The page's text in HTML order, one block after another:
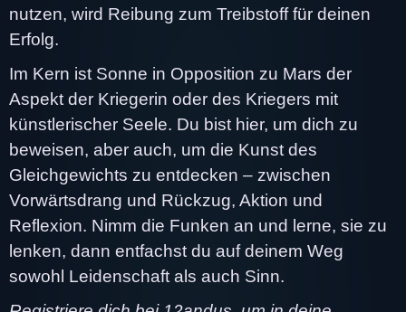
nutzen, wird Reibung zum Treibstoff für deinen
Erfolg.
Im Kern ist Sonne in Opposition zu Mars der
Aspekt der Kriegerin oder des Kriegers mit
künstlerischer Seele. Du bist hier, um dich zu
beweisen, aber auch, um die Kunst des
Gleichgewichts zu entdecken – zwischen
Vorwärtsdrang und Rückzug, Aktion und
Reflexion. Nimm die Funken an und lerne, sie zu
lenken, dann entfachst du auf deinem Weg
sowohl Leidenschaft als auch Sinn.